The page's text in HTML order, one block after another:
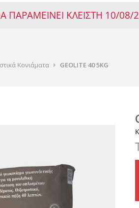
ΠΑΡΑΜΕΙΝΕΙ ΚΛΕΙΣΤΗ 10/
Κονιάματα GEOLITE 40 5KG